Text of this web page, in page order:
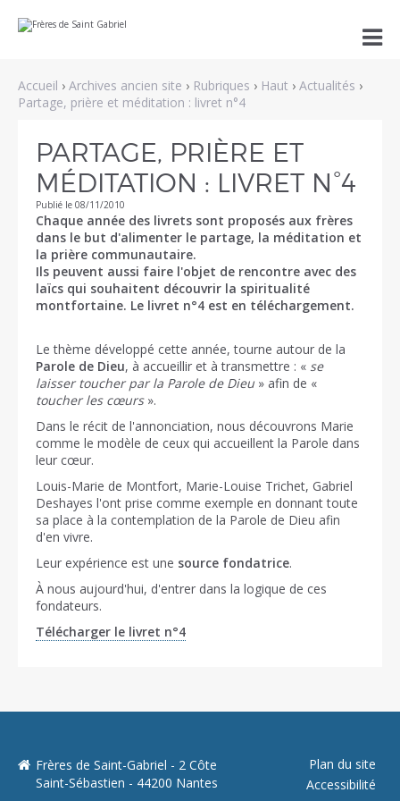
Aller
au
à
la
navigation
Outils
personnels

Accueil › Archives ancien site › Rubriques › Haut › Actualités ›
Partage, prière et méditation : livret n°4
PARTAGE, PRIÈRE ET
MÉDITATION : LIVRET N°4
Publié le 08/11/2010
Chaque année des livrets sont proposés aux frères
dans le but d'alimenter le partage, la méditation et
la prière communautaire.
Ils peuvent aussi faire l'objet de rencontre avec des
laïcs qui souhaitent découvrir la spiritualité
montfortaine. Le livret n°4 est en téléchargement.
Le thème développé cette année, tourne autour de la
Parole de Dieu, à accueillir et à transmettre : « se
laisser toucher par la Parole de Dieu » afin de «
toucher les cœurs ».
Dans le récit de l'annonciation, nous découvrons Marie
comme le modèle de ceux qui accueillent la Parole dans
leur cœur.
Louis-Marie de Montfort, Marie-Louise Trichet, Gabriel
Deshayes l'ont prise comme exemple en donnant toute
sa place à la contemplation de la Parole de Dieu afin
d'en vivre.
Leur expérience est une source fondatrice.
À nous aujourd'hui, d'entrer dans la logique de ces
fondateurs.
Télécharger le livret n°4
Plan du site
Accessibilité
Frères de Saint-Gabriel - 2 Côte
Saint-Sébastien - 44200 Nantes